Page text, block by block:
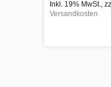
Inkl. 19% MwSt.,
Versandkosten